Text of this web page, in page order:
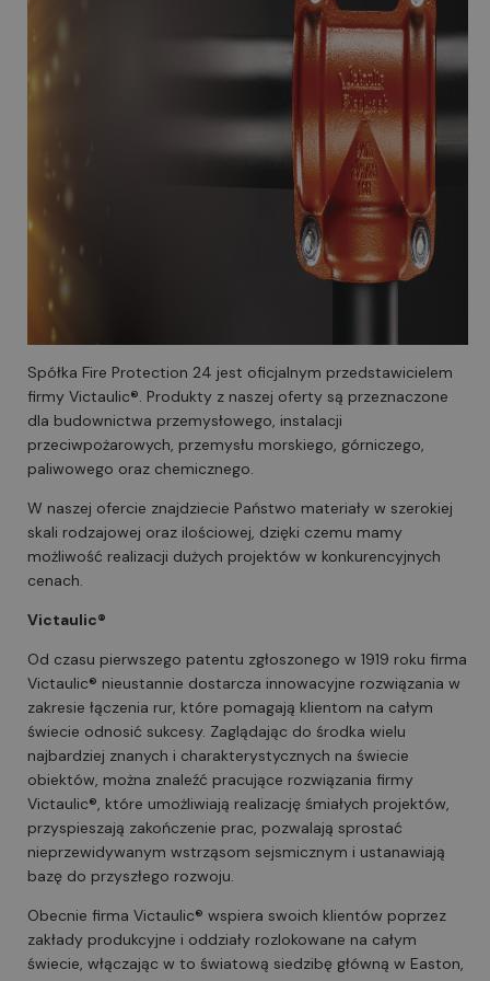
Spółka Fire Protection 24 jest oficjalnym przedstawicielem
firmy Victaulic®. Produkty z naszej oferty są przeznaczone
dla budownictwa przemysłowego, instalacji
przeciwpożarowych, przemysłu morskiego, górniczego,
paliwowego oraz chemicznego.
W naszej ofercie znajdziecie Państwo materiały w szerokiej
skali rodzajowej oraz ilościowej, dzięki czemu mamy
możliwość realizacji dużych projektów w konkurencyjnych
cenach.
Victaulic®
Od czasu pierwszego patentu zgłoszonego w 1919 roku firma
Victaulic® nieustannie dostarcza innowacyjne rozwiązania w
zakresie łączenia rur, które pomagają klientom na całym
świecie odnosić sukcesy. Zaglądając do środka wielu
najbardziej znanych i charakterystycznych na świecie
obiektów, można znaleźć pracujące rozwiązania firmy
Victaulic®, które umożliwiają realizację śmiałych projektów,
przyspieszają zakończenie prac, pozwalają sprostać
nieprzewidywanym wstrząsom sejsmicznym i ustanawiają
bazę do przyszłego rozwoju.
Obecnie firma Victaulic® wspiera swoich klientów poprzez
zakłady produkcyjne i oddziały rozlokowane na całym
świecie, włączając w to światową siedzibę główną w Easton,